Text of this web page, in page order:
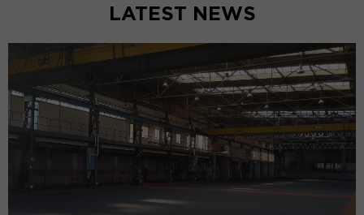
LATEST NEWS